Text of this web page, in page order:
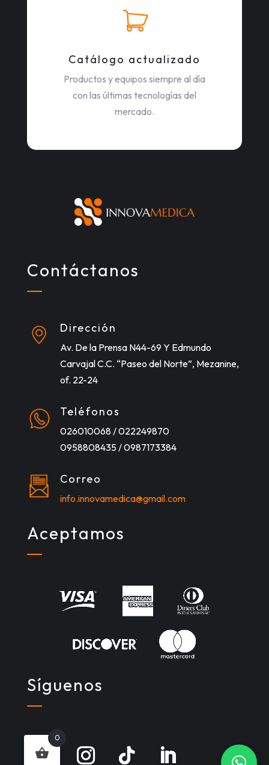
Catálogo actualizado
Productos y equipos siempre al día
con las últimas tecnologías del
mercado.
Contáctanos
Dirección
Av. De la Prensa N44-69 Y Edmundo
Carvajal C.C. “Paseo del Norte”, Mezanine,
of. 22-24
Teléfonos
026010068 / 022249870
0958808435 / 0987173384
Correo
info.innovamedica@gmail.com
Aceptamos
Síguenos
0